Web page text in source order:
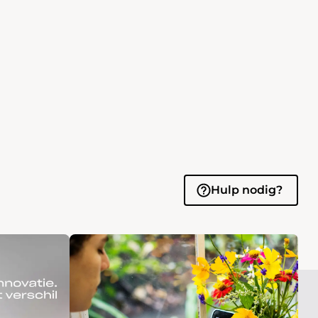
Hulp nodig?